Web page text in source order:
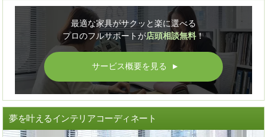
最適な家具がサクッと楽に選べる
プロのフルサポートが店頭相談無料！
サービス概要を見る ▲
夢を叶えるインテリアコーディネート